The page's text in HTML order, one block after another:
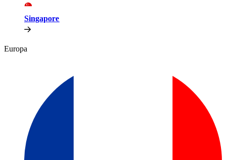
Singapore​​
Europa​​